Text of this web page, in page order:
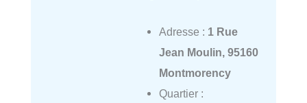
Adresse : 1 Rue
Jean Moulin, 95160
Montmorency
Quartier :